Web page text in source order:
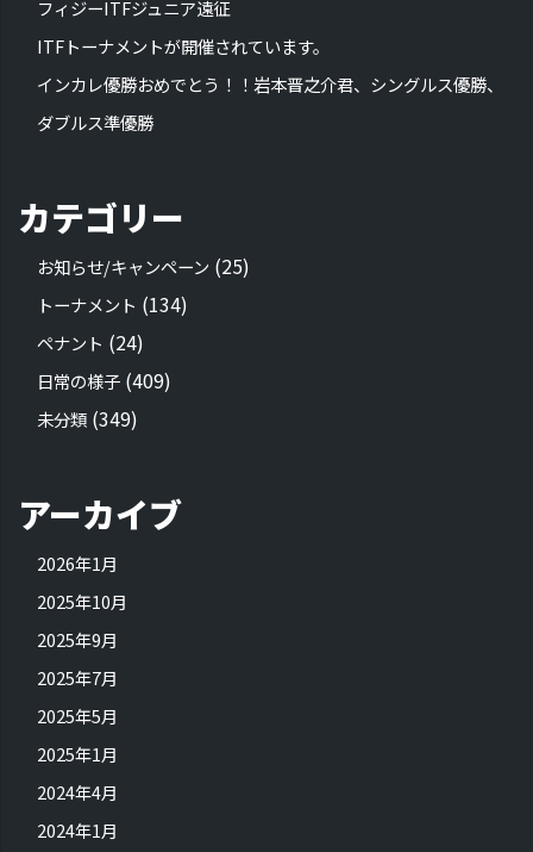
フィジーITFジュニア遠征
ITFトーナメントが開催されています。
インカレ優勝おめでとう！！岩本晋之介君、シングルス優勝、
ダブルス準優勝
カテゴリー
お知らせ/キャンペーン (25)
トーナメント (134)
ペナント (24)
日常の様子 (409)
未分類 (349)
アーカイブ
2026年1月
2025年10月
2025年9月
2025年7月
2025年5月
2025年1月
2024年4月
2024年1月